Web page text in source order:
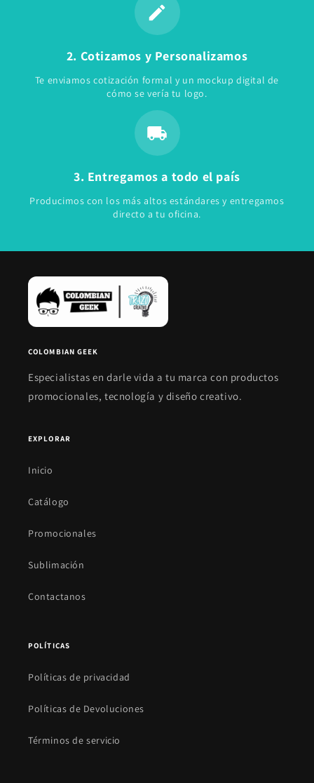
2. Cotizamos y Personalizamos
Te enviamos cotización formal y un mockup digital de
cómo se vería tu logo.
3. Entregamos a todo el país
Producimos con los más altos estándares y entregamos
directo a tu oficina.
COLOMBIAN GEEK
Especialistas en darle vida a tu marca con productos
promocionales, tecnología y diseño creativo.
EXPLORAR
Inicio
Catálogo
Promocionales
Sublimación
Contactanos
POLÍTICAS
Políticas de privacidad
Políticas de Devoluciones
Términos de servicio